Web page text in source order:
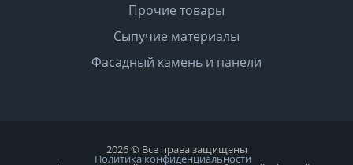
Прочие товары
Сыпучие материалы
Фасадный камень и панели
2026 © Все права защищены
Политика конфиденциальности